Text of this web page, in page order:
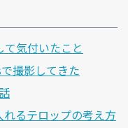
気付いたこと
撮影してきた
るテロップの考え方